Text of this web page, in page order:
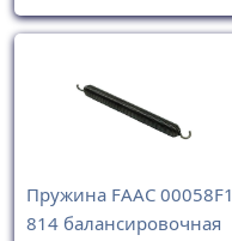
Пружина FAAC 00058F1
814 балансировочная